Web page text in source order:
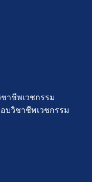
าชีพเวชกรรม
บวิชาชีพเวชกรรม